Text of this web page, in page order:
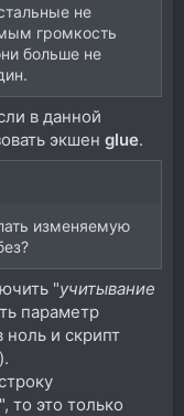
не
громкость
больше не
в данной
экшен glue.
изменяемую
"учитывание
параметр
ноль и скрипт
", то это только